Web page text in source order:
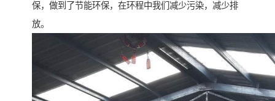
保，做到了节能环保，在环程中我们减少污染，减少排
放。